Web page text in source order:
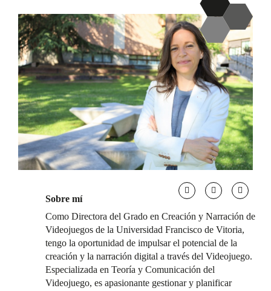
Sobre mí
Como Directora del Grado en Creación y Narración de
Videojuegos de la Universidad Francisco de Vitoria,
tengo la oportunidad de impulsar el potencial de la
creación y la narración digital a través del Videojuego.
Especializada en Teoría y Comunicación del
Videojuego, es apasionante gestionar y planificar